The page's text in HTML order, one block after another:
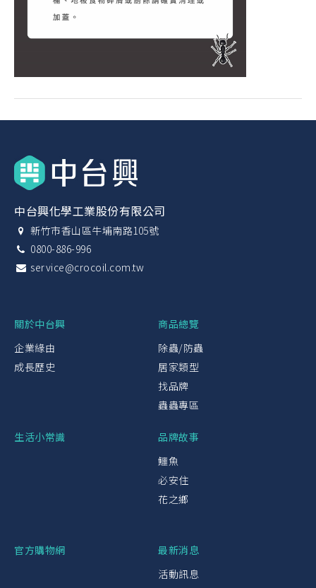
中台興化學工業股份有限公司
新竹市香山區牛埔南路105號
0800-886-996
service@crocoil.com.tw
關於中台興
企業緣由
成長歷史
商品總覽
除蟲/防蟲
居家類型
找品牌
蟲蟲專區
生活小常識
品牌故事
鱷魚
必安住
花之鄉
官方購物網
最新消息
活動訊息